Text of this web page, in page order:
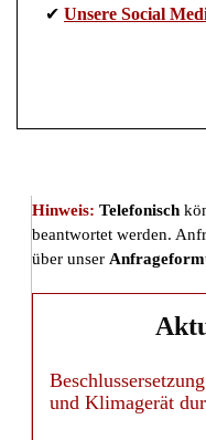
✔ Unsere Social
Hinweis:Telefonisch
beantwortet werden.
über unser
und Klimagerät